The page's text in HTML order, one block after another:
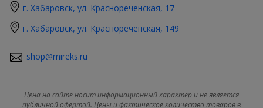
г. Хабаровск, ул. Краснореченская, 17
г. Хабаровск, ул. Краснореченская, 149
shop@mireks.ru
Цена на сайте носит информационный характер и не является
публичной офертой. Цены и фактическое количество товаров в